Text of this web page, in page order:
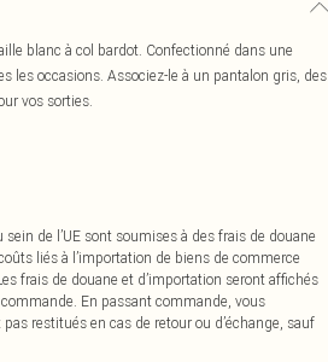
blanc à col bardot. Confectionné dans une
les occasions. Associez-le à un pantalon gris, des
vos sorties.
de l’UE sont soumises à des frais de douane
liés à l’importation de biens de commerce
frais de douane et d’importation seront affichés
En passant commande, vous
restitués en cas de retour ou d’échange, sauf